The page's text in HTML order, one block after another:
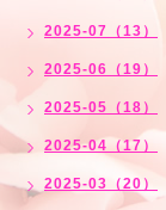
2025-07（13）
2025-06（19）
2025-05（18）
2025-04（17）
2025-03（20）